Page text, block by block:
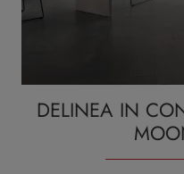
DELINEA IN